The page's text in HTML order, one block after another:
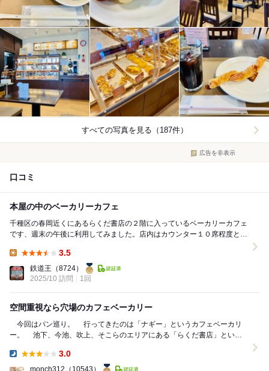
すべての写真を見る（187件）
広告を非表示
口コミ
本屋の中のベーカリーカフェ
千種区の春岡近くにあるらくだ書店の２階に入っているベーカリーカフェ
です、週末の午後に利用してみました。店内はカウンター１０席程度とテ
3.5
鉄道王 （8724）
2025/10 訪問
1回
空間重視なら穴場のカフェベーカリー
今回はパン巡り。 行ってきたのは「ナギー」というカフェベーカリ
ー。 池下、今池、吹上、そこらのエリアにある「らくだ書店」という
3.0